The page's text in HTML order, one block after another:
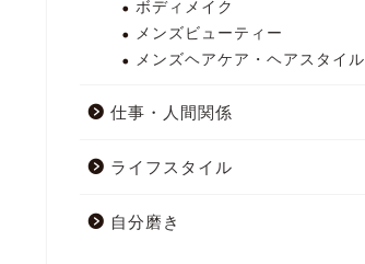
ボディメイク
メンズビューティー
メンズヘアケア・ヘアスタイル
仕事・人間関係
ライフスタイル
自分磨き